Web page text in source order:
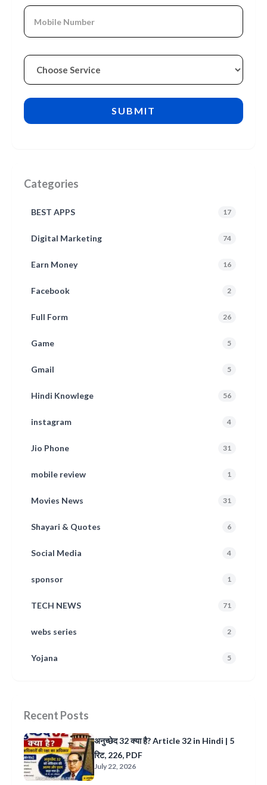
Categories
BEST APPS 17
Digital Marketing 74
Earn Money 16
Facebook 2
Full Form 26
Game 5
Gmail 5
Hindi Knowlege 56
instagram 4
Jio Phone 31
mobile review 1
Movies News 31
Shayari & Quotes 6
Social Media 4
sponsor 1
TECH NEWS 71
webs series 2
Yojana 5
Recent Posts
अनुच्छेद 32 क्या है? Article 32 in Hindi | 5
रिट, 226, PDF
July 22, 2026